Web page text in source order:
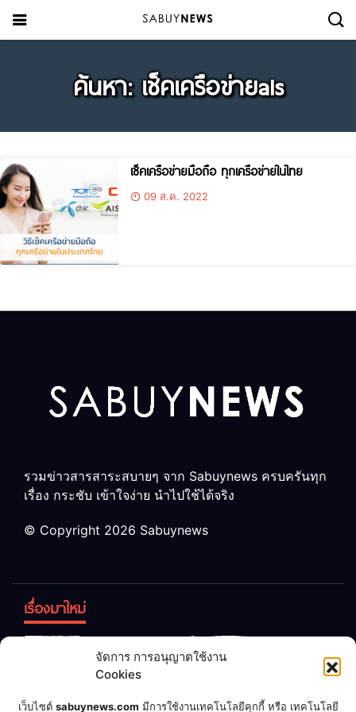
จัดการ การอนุญาตใช้งาน
Cookies
เว็บไซต์ sabuynews.com มีการใช้งานเทคโนโลยีคุกกี้ หรือ เทคโนโลยี
ค้นหา: เช็คเครือข่ายais
เช็คเครือข่ายมือถือ ทุกเครือข่ายในไทย
09 ส.ค. 2022
รวมข่าวสารสาระสบายๆ จาก Sabuynews ครบครันทุก
เรื่อง กระชับ เข้าใจง่าย นำไปใช้ได้จริง
© Copyright 2026 Sabuynews
เรื่องมาใหม่
ทิ้ง! เปลี่ยน
เป็น “ปุ๋ย
จุลินทรีย์”
หญิง 12 ขวบ
แต่งงานกับ
เชื่อพ่อแล้ว เจ้าของคาร์